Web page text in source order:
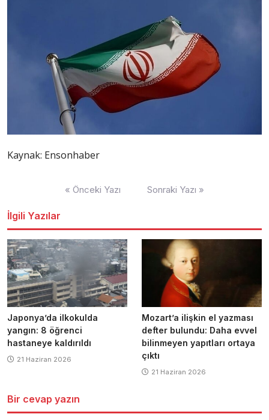
Kaynak: Ensonhaber
« Önceki Yazı Sonraki Yazı »
İlgili Yazılar
Japonya’da ilkokulda
yangın: 8 öğrenci
hastaneye kaldırıldı
21 Haziran 2026
Mozart’a ilişkin el yazması
defter bulundu: Daha evvel
bilinmeyen yapıtları ortaya
çıktı
21 Haziran 2026
Bir cevap yazın